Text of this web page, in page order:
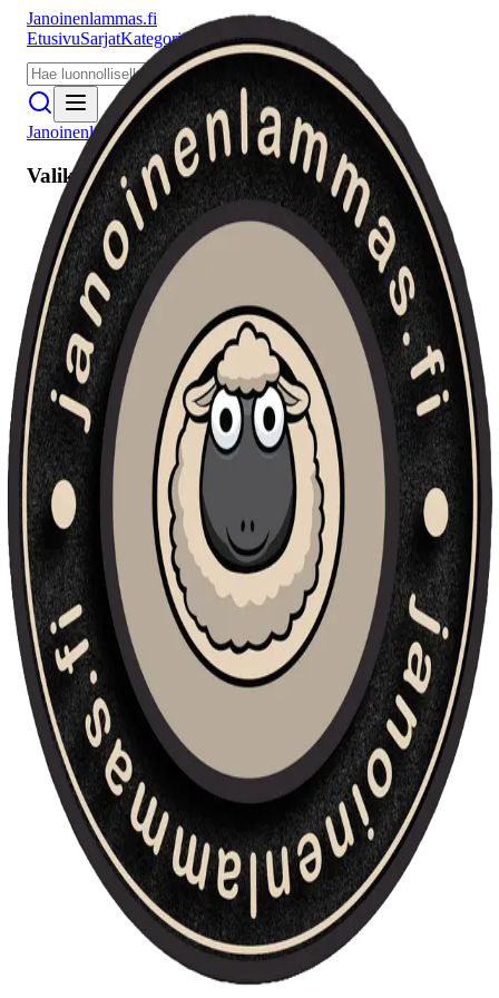
Janoinenlammas.fi
EtusivuSarjatKategoriat PuhujatMeistä
Janoinenlammas.fi
Valikko
Etusivu
Sarjat
Kategoriat
Puhujat
Haku
Tietosuojaseloste
Seuraa meitä
Facebook Instagram
YouTube
© 2026 Janoinenlammas.fi. Kaikki oikeudet pidätetään.